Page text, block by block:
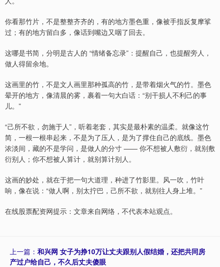
你看那竹片，不是整整齐齐的，有的地方墨色重，像被手指反复摩挲
过；有的地方留白多，像话到嘴边又咽了回去。
这哪是书简，分明是古人的 “情绪备忘录”：提醒自己，也提醒旁人，
做人得留余地。
这画里的竹，不是文人画里那种孤高的竹，是带着烟火气的竹。墨色
晕开的地方，像清晨的雾，裹着一句大白话：“别干损人不利己的事
儿。”
“己所不欲，勿施于人”，听着老套，其实是最朴素的温柔。就像这竹
简，一根一根串起来，不是为了压人，是为了撑住自己的底线。墨色
浓淡间，藏的不是学问，是做人的分寸 —— 你不想被人敷衍，就别敷
衍别人；你不想被人算计，就别算计别人。
这画的妙处，就在于把一句大道理，种进了竹影里。风一吹，竹叶
响，像在说：“做人啊，别太拧巴，己所不欲，就别往人身上堆。”
在线股票配资网提示：文章来自网络，不代表本站观点。
上一篇： 和兴网 女子为挣10万让丈夫跟别人假结婚，还把共同房
产过户给自己，不久后丈夫傻眼